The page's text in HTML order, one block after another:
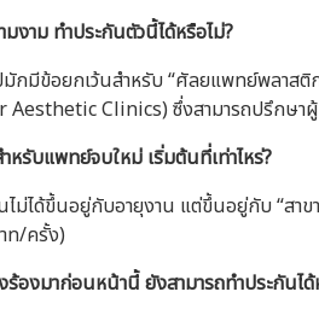
งาม ทำประกันตัวนี้ได้หรือไม่?
กมีข้อยกเว้นสำหรับ “ศัลยแพทย์พลาสติ
Clinics) ซึ่งสามารถปรึกษา
หรับแพทย์จบใหม่ เริ่มต้นที่เท่าไหร่?
ไม่ได้ขึ้นอยู่กับอายุงาน แต่ขึ้นอยู่กับ “ส
ท/ครั้ง)
องมาก่อนหน้านี้ ยังสามารถทำประกันได้